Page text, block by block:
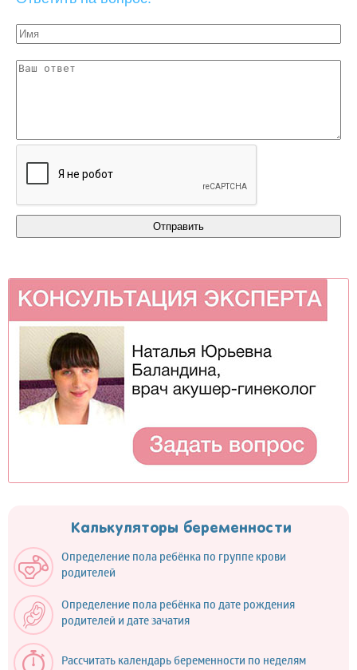
Калькуляторы беременности
Определение пола ребёнка по группе крови
родителей
Определение пола ребёнка по дате рождения
родителей и дате зачатия
Рассчитать календарь беременности по неделям